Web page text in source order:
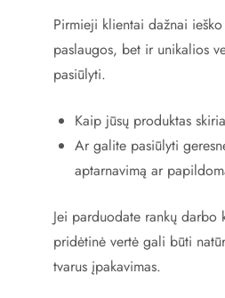
Pirmieji klientai dažnai
paslaugos, bet ir unikalios
pasiūlyti.
Kaip jūsų produktas
Ar galite pasiūlyti
aptarnavimą ar
Jei parduodate rankų darbo
pridėtinė vertė gali būti
tvarus įpakavimas.